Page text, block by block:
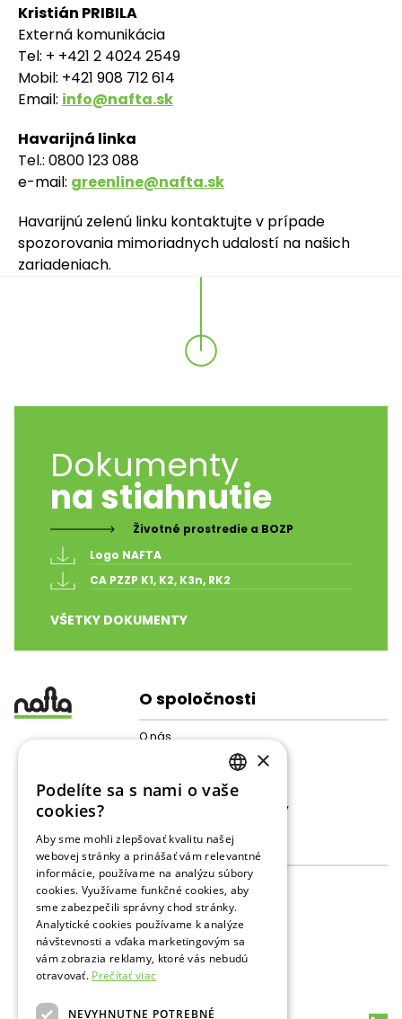
Kristián PRIBILA
Externá komunikácia
Tel: + +421 2 4024 2549
Mobil: +421 908 712 614
Email: info@nafta.sk
Havarijná linka
Tel.: 0800 123 088
e-mail: greenline@nafta.sk
Havarijnú zelenú linku kontaktujte v prípade
spozorovania mimoriadnych udalostí na našich
zariadeniach.
O spoločnosti
O nás
Štruktúra spoločnosti
Galéria
Ochrana osobných údajov
Činnosti
Skladovanie plynu
Prevádzkové dáta
Prieskum
Vrtba a POS
Podporné služby PZZP
Podporné služby PaŤ
Dokumenty
na stiahnutie
Životné prostredie a BOZP
Logo NAFTA
CA PZZP K1, K2, K3n, RK2
VŠETKY DOKUMENTY
SLOVAK
RUSSIAN
×
Podelíte sa s nami o vaše
cookies?
Aby sme mohli zlepšovať kvalitu našej
webovej stránky a prinášať vám relevantné
informácie, používame na analýzu súbory
cookies. Využívame funkčné cookies, aby
sme zabezpečili správny chod stránky.
Analytické cookies používame k analýze
návštevnosti a vďaka marketingovým sa
vám zobrazia reklamy, ktoré vás nebudú
otravovať. Prečítať viac
NEVYHNUTNE POTREBNÉ